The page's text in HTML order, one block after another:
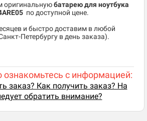
оригинальнуюбатарею для ноутбука
по доступной цене.
и быстро доставим в любой
Петербургу в день заказа).
ознакомьтесь с информацией:
заказ? Как получить заказ? На
обратить внимание?